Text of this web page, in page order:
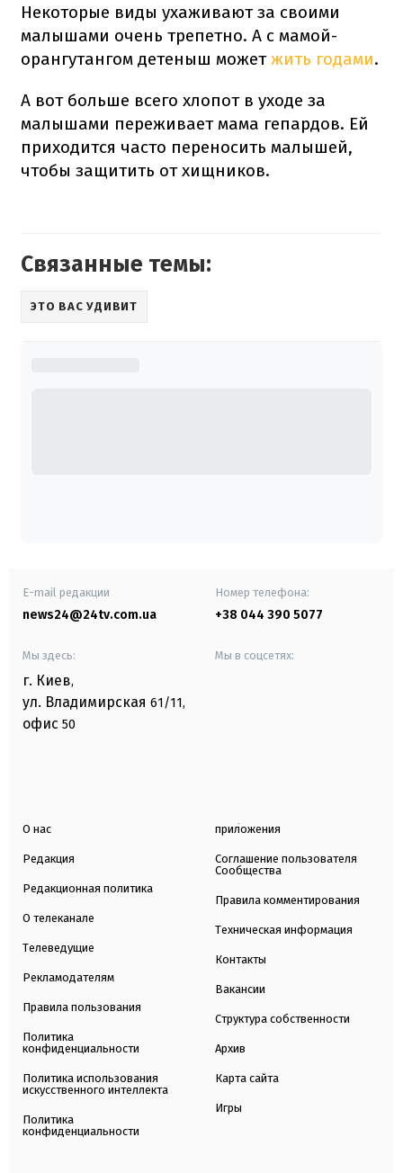
Некоторые виды ухаживают за своими
малышами очень трепетно. А с мамой-
орангутангом детеныш можетжить годами.
А вот больше всего хлопот в уходе за
малышами переживает мама гепардов. Ей
приходится часто переносить малышей,
чтобы защитить от хищников.
Связанные темы:
ЭТО ВАС УДИВИТ
E-mail редакции
news24@24tv.com.ua
Номер телефона:
+38 044 390 5077
Мы здесь:
г. Киев,
ул. Владимирская 61/11,
офис 50
Мы в соцсетях:
О нас
Редакция
Редакционная политика
О телеканале
Телеведущие
Рекламодателям
Правила пользования
Политика
конфиденциальности
Политика использования
искусственного интеллекта
Политика
конфиденциальности
приложения
Соглашение пользователя
Сообщества
Правила комментирования
Техническая информация
Контакты
Вакансии
Структура собственности
Архив
Карта сайта
Игры